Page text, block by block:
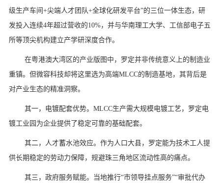
级生产车间+尖端人才团队+全球化研发平台”的三位一体生态，研
发投入连续4年超过营收的10%，并与华南理工大学、工信部电子五
所等顶尖机构建立产学研深度合作。
在粤港澳大湾区的产业版图中，罗定并非传统意义上的制造业
重镇。但微容科技却将这里选为高端MLCC的制造基地，其背后是
对产业生态的精准洞察。
其一，电镀配套优势。MLCC生产需大规模电镀工艺，罗定电
镀工业园为企业提供了稳定可靠的基础配套。
其二，人才蓄水池效应。作为人口大县，罗定能为技术工人提
供长期稳定的劳动力保障，规避珠三角地区流动性高的痛点。
其三，政府服务赋能。当地推行“市领导挂点服务”“审批代办